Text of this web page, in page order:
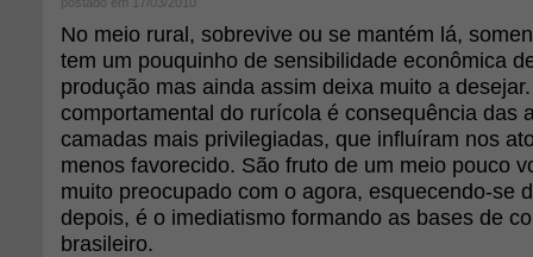
No meio rural, sobrevive ou se mantém lá,
tem um pouquinho de sensibilidade econômica
produção mas ainda assim deixa muito a
comportamental do rurícola é consequência das
camadas mais privilegiadas, que influíram nos
menos favorecido. São fruto de um meio pouco
muito preocupado com o agora, esquecendo-se
depois, é o imediatismo formando as bases de
brasileiro.